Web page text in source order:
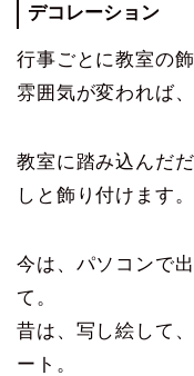
デコレーション
行事ごとに教室の
雰囲気が変われば
教室に踏み込んだ
しと飾り付けます。
今は、パソコンで
て。
昔は、写し絵して
ート。